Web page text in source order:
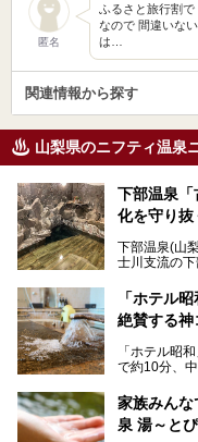
匿名
ふるさと旅行割
なので 間違いな
は…
関連情報から探す
山梨県のニフティ温泉
下部温泉「
化を守り抜
下部温泉(山
士川支流の
中でも「古
したと伝え
いても混浴
向にありま
の姿が保た
今回は足元
じめ、湯治
舘」の全貌
「ホテル
絶賛する神
「ホテル昭
で約10分、
から、一人
しかし、最大
家族みんな
泉 湯～と